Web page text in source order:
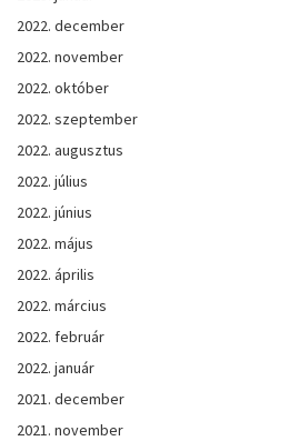
2022. december
2022. november
2022. október
2022. szeptember
2022. augusztus
2022. július
2022. június
2022. május
2022. április
2022. március
2022. február
2022. január
2021. december
2021. november